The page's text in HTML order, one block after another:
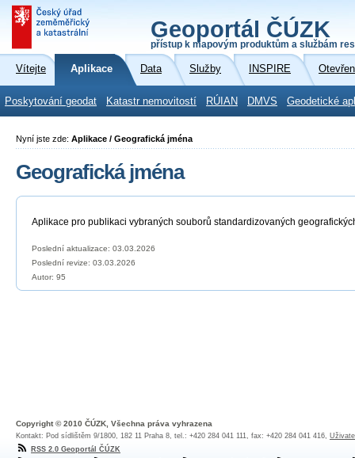
Geoportál ČÚZK
přístup k mapovým produktům a službám
Vítejte Aplikace Data Služby INSPIRE
Poskytování geodat Katastr nemovitostí RÚIAN DMVS Geodetické
Nyní jste zde: Aplikace / Geografická jména
Geografická jména
Aplikace pro publikaci vybraných souborů standardizovaných
Poslední aktualizace: 03.03.2026
Poslední revize: 03.03.2026
Autor: 95
Copyright © 2010 ČÚZK, Všechna práva vyhrazena
Kontakt: Pod sídlištěm 9/1800, 182 11 Praha 8, tel.: +420 284 041 111, fax: +420 284 041 416,
RSS 2.0 Geoportál ČÚZK